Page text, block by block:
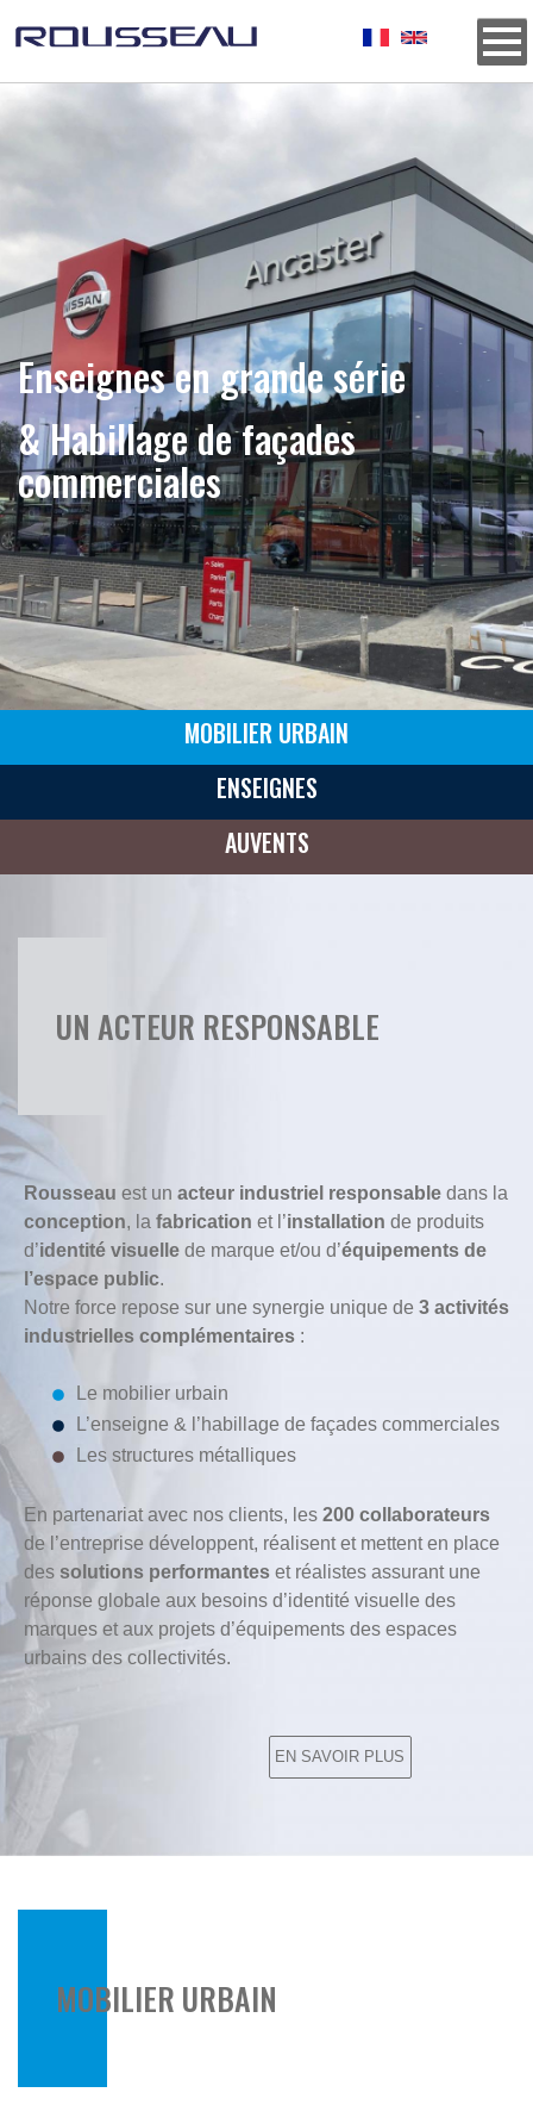
Enseignes en grande série
& Habillage de façades
commerciales
Photo
Image
MOBILIER URBAIN
ENSEIGNES
AUVENTS
UN ACTEUR RESPONSABLE
Rousseau est un acteur industriel responsable dans la
conception, la fabrication et l’installation de produits
d’identité visuelle de marque et/ou d’équipements de
l’espace public.
Notre force repose sur une synergie unique de 3 activités
industrielles complémentaires :
Le mobilier urbain
L’enseigne & l’habillage de façades commerciales
Les structures métalliques
En partenariat avec nos clients, les 200 collaborateurs
de l’entreprise développent, réalisent et mettent en place
des solutions performantes et réalistes assurant une
réponse globale aux besoins d’identité visuelle des
marques et aux projets d’équipements des espaces
urbains des collectivités.
EN SAVOIR PLUS
MOBILIER URBAIN